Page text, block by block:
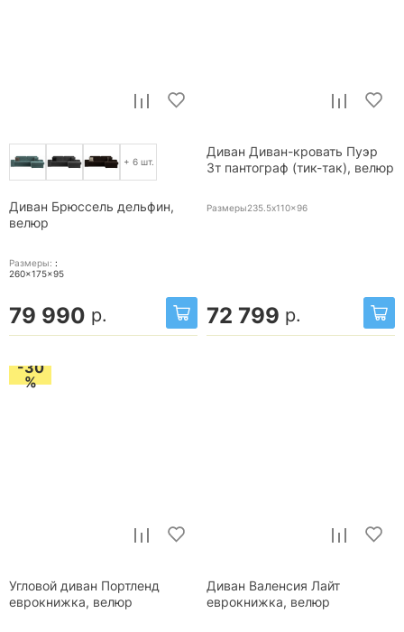
+ 6 шт.
Диван Брюссель дельфин,
велюр
Размеры: :
260x175x95
79 990 р.
Диван Диван-кровать Пуэр
3т пантограф (тик-так), велюр
Размеры235.5x110x96
72 799 р.
-30
%
Угловой диван Портленд
еврокнижка, велюр
Диван Валенсия Лайт
еврокнижка, велюр